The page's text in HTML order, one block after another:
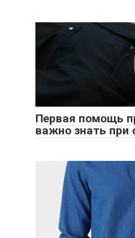
Первая помощь
важно знать при